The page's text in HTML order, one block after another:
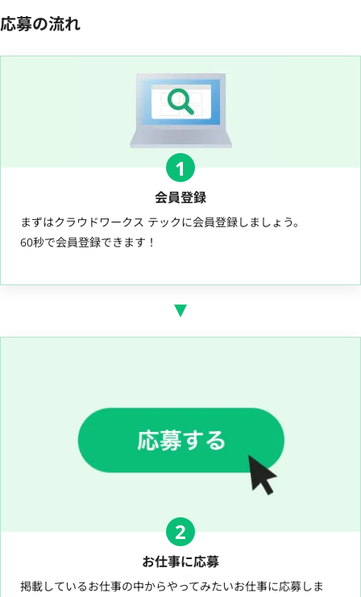
応募の流れ
1
会員登録
まずはクラウドワークス テックに会員登録しましょう。
60秒で会員登録できます！
2
お仕事に応募
掲載しているお仕事の中からやってみたいお仕事に応募しま